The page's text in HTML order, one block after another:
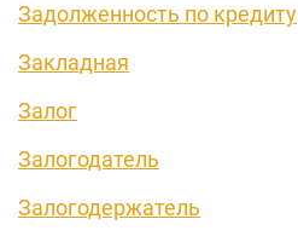
Задолженность по кредиту
Закладная
Залог
Залогодатель
Залогодержатель